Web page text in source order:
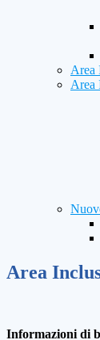
Area
Area
Area
Informazioni di